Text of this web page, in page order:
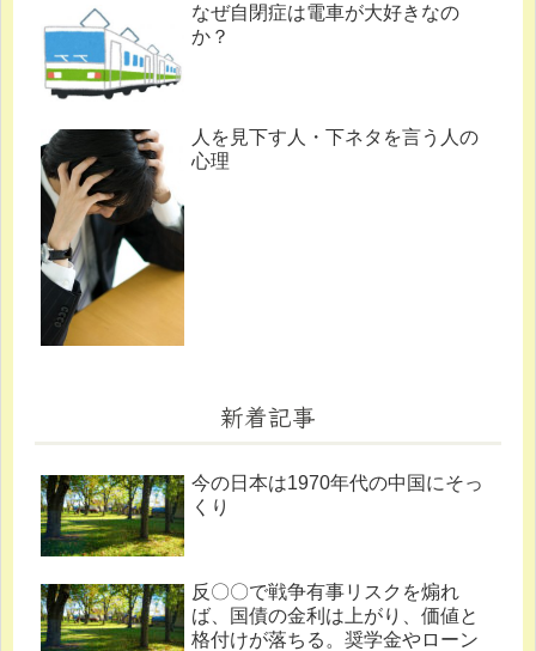
なぜ自閉症は電車が大好きなの
か？
人を見下す人・下ネタを言う人の
心理
新着記事
今の日本は1970年代の中国にそっ
くり
反〇〇で戦争有事リスクを煽れ
ば、国債の金利は上がり、価値と
格付けが落ちる。奨学金やローン